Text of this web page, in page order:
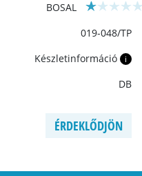
BOSAL
019-048/TP
Készletinformáció i
DB
ÉRDEKLŐDJÖN